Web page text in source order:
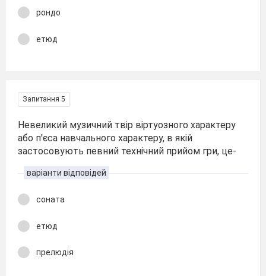
рондо
етюд
Запитання 5
Невеликий музичний твір віртуозного характеру
або п'єса навчального характеру, в якій
застосовують певний технічний прийом гри, це-
варіанти відповідей
соната
етюд
прелюдія